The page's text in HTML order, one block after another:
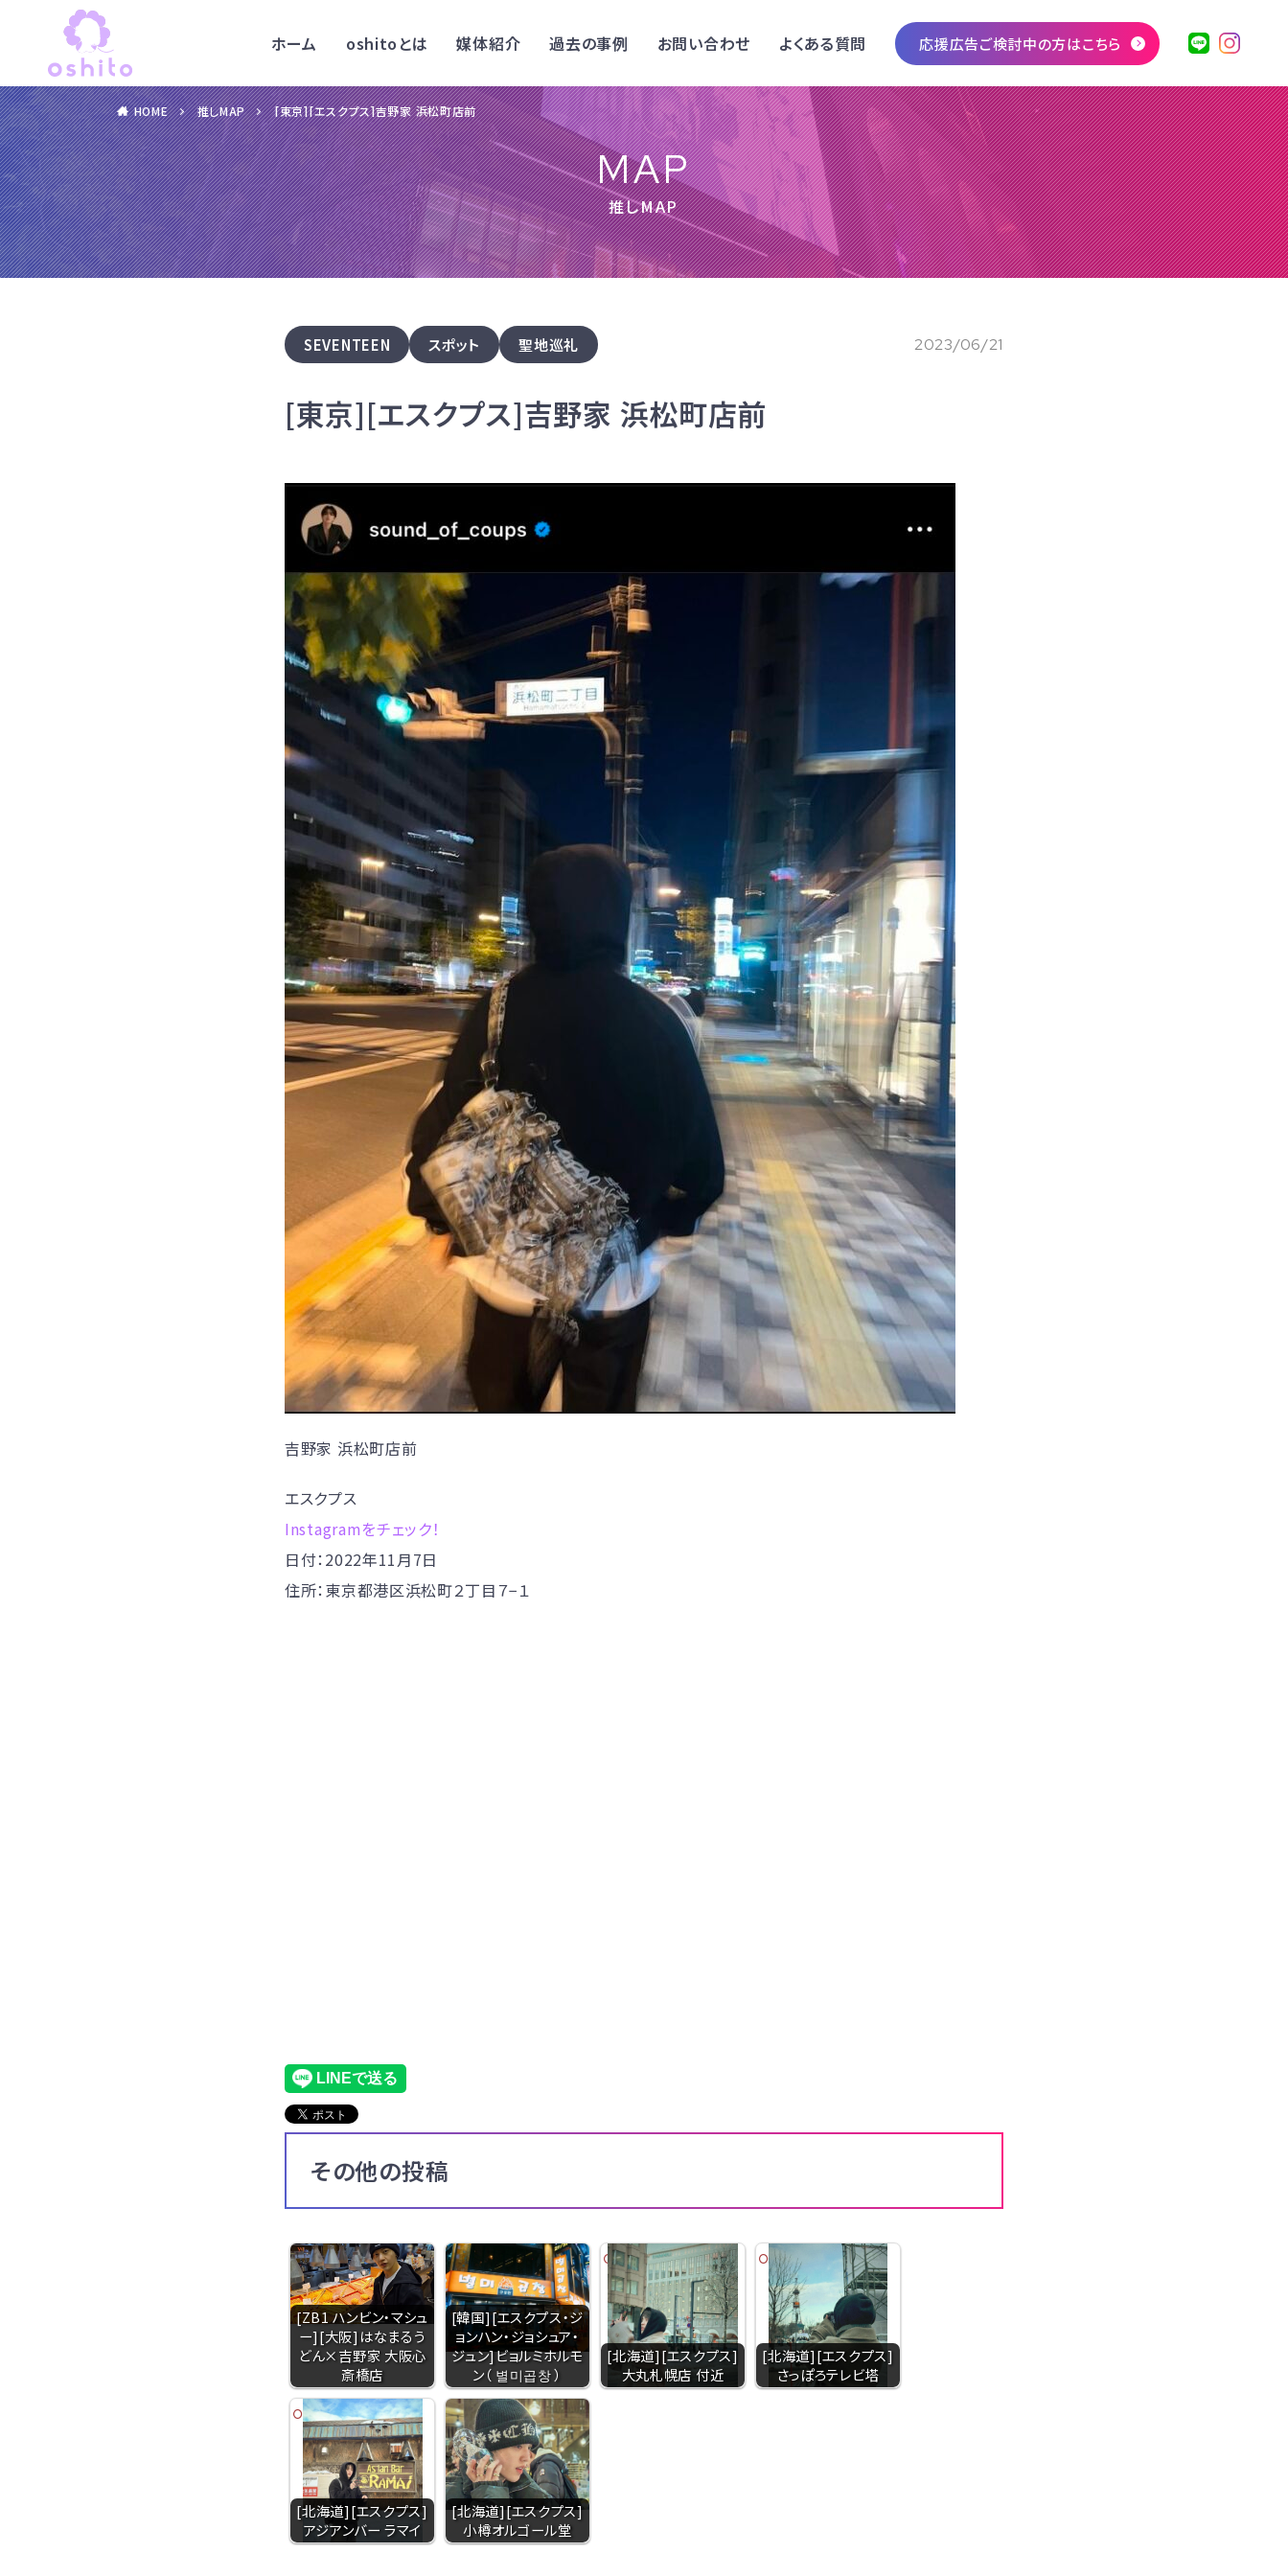
ホーム oshitoとは 媒体紹介 過去の事例 お問い合わせ よくある質問 応援広告ご検討中の方はこちら
HOME 推しMAP [東京][エスクプス]吉野家 浜松町店前
MAP
推しMAP
SEVENTEEN スポット 聖地巡礼 2023/06/21
[東京][エスクプス]吉野家 浜松町店前
吉野家 浜松町店前
エスクプス
Instagramをチェック！
日付：2022年11月7日
住所：東京都港区浜松町２丁目７−１
その他の投稿
[ZB1 ハンビン・マシュ
ー][大阪]はなまるう
どん×吉野家 大阪心
斎橋店
[韓国][エスクプス・ジ
ョンハン・ジョシュア・
ジュン]ビョルミホルモ
ン（ 별미곱창 ）
[北海道][エスクプス]
大丸札幌店 付近
[北海道][エスクプス]
さっぽろテレビ塔
[北海道][エスクプス]
アジアンバー ラマイ
[北海道][エスクプス]
小樽オルゴール堂